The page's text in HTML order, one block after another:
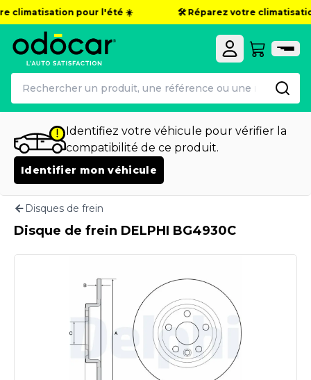
climatisation pour l'été ☀️ 🛠️ Réparez votre
Identifiez votre véhicule pour vérifier la
compatibilité de ce produit.
Identifier mon véhicule
Disques de frein
Disque de frein DELPHI BG4930C